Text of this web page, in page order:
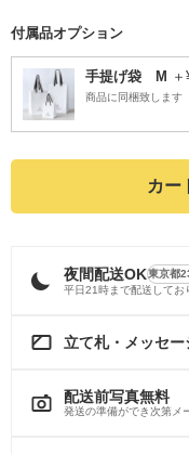
付属品オプション
手提げ袋 M
商品に同梱致します
カー
夜間配送OK東京都
平日21時まで配送してお
立て札・メッセ
配送前写真無料
発送の準備ができ次第メ